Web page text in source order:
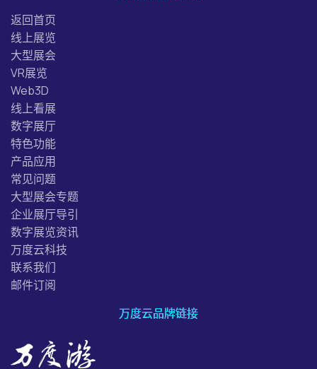
返回首页
线上展览
大型展会
VR展览
Web3D
线上看展
数字展厅
特色功能
产品应用
常见问题
大型展会专题
企业展厅导引
数字展览资讯
万度云科技
联系我们
邮件订阅
万度云品牌链接